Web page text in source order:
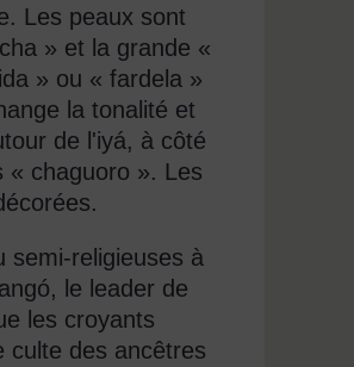
Les peaux sont
» et la grande «
» ou « fardela »
la tonalité et
de l'iyá, à côté
« chaguoro ». Les
semi-religieuses à
le leader de
les croyants
culte des ancêtres